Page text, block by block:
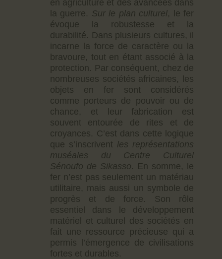
en agriculture et des avancées dans
la guerre. Sur le plan culturel, le fer
évoque la robustesse et la
durabilité. Dans plusieurs cultures, il
incarne la force de caractère ou la
bravoure, tout en étant associé à la
protection. Par conséquent, chez de
nombreuses sociétés africaines, les
objets en fer sont considérés
comme porteurs de pouvoir ou de
chance, et leur fabrication est
souvent entourée de rites et de
croyances. C’est dans cette logique
que s’inscrivent les représentations
muséales du Centre Culturel
Sénoufo de Sikasso. En somme, le
fer n’est pas seulement un matériau
utilitaire, mais aussi un symbole de
progrès et de force. Son rôle
essentiel dans le développement
matériel et culturel des sociétés en
fait une ressource précieuse qui a
permis l’émergence de civilisations
fortes et durables.